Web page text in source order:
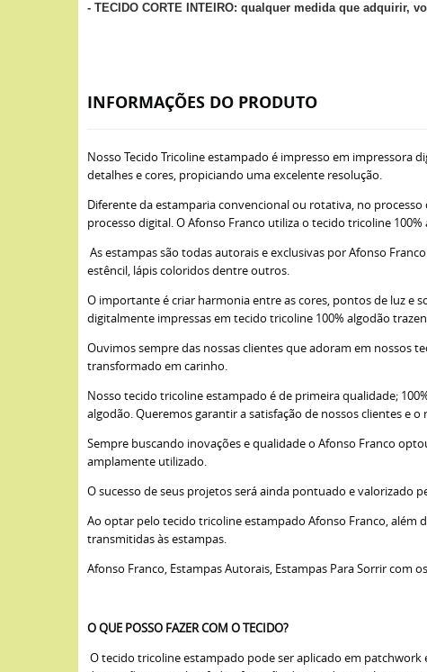
- TECIDO CORTE INTEIRO: qualquer medida que adquirir,
INFORMAÇÕES DO PRODUTO
Nosso Tecido Tricoline estampado é impresso em
detalhes e cores, propiciando uma excelente resolução.
Diferente da estamparia convencional ou rotativa, no
processo digital. O Afonso Franco utiliza o tecido tricoline
As estampas são todas autorais e exclusivas por Afonso
estêncil, lápis coloridos dentre outros.
O importante é criar harmonia entre as cores, pontos de luz e
digitalmente impressas em tecido tricoline 100% algodão
Ouvimos sempre das nossas clientes que adoram em nossos
transformado em carinho.
Nosso tecido tricoline estampado é de primeira qualidade;
algodão. Queremos garantir a satisfação de nossos clientes e
Sempre buscando inovações e qualidade o Afonso Franco
amplamente utilizado.
O sucesso de seus projetos será ainda pontuado e valorizado
Ao optar pelo tecido tricoline estampado Afonso Franco, além
transmitidas às estampas.
Afonso Franco, Estampas Autorais, Estampas Para Sorrir com
O QUE POSSO FAZER COM O TECIDO?
O tecido tricoline estampado pode ser aplicado em patchwork